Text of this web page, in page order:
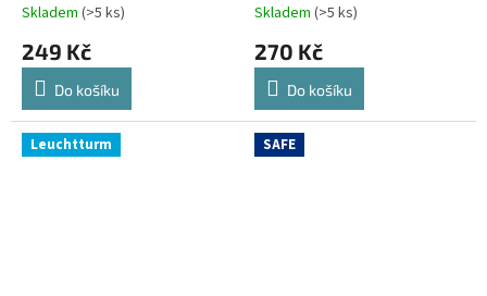
Skladem (>5 ks)
249 Kč
Do košíku
Skladem (>5 ks)
270 Kč
Do košíku
Leuchtturm SAFE